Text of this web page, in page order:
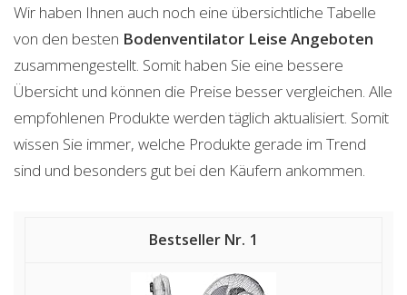
Wir haben Ihnen auch noch eine übersichtliche Tabelle
von den besten Bodenventilator Leise Angeboten
zusammengestellt. Somit haben Sie eine bessere
Übersicht und können die Preise besser vergleichen. Alle
empfohlenen Produkte werden täglich aktualisiert. Somit
wissen Sie immer, welche Produkte gerade im Trend
sind und besonders gut bei den Käufern ankommen.
1